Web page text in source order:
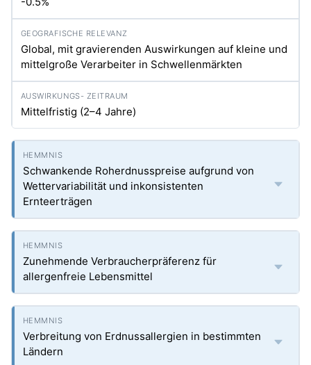
Global, mit gravierenden Auswirkungen auf kleine und
mittelgroße Verarbeiter in Schwellenmärkten
Mittelfristig (2–4 Jahre)
Schwankende Roherdnusspreise aufgrund von
Wettervariabilität und inkonsistenten
Ernteerträgen
Zunehmende Verbraucherpräferenz für
allergenfreie Lebensmittel
Verbreitung von Erdnussallergien in bestimmten
Ländern